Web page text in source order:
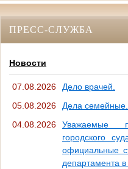
ПРЕСС-СЛУЖБА
Новости
07.08.2026
Дело врачей.
05.08.2026
Дела семейные.
04.08.2026
Уважаемые
городского
официальные
департамента